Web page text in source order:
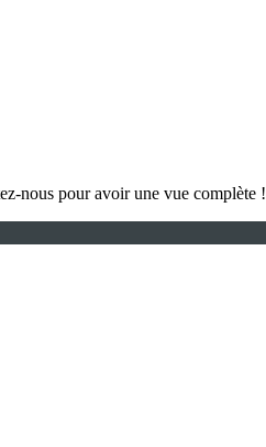
nous pour avoir une vue complète !